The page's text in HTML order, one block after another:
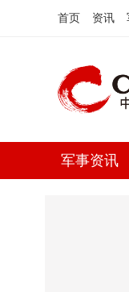
首页 资讯
军事资讯